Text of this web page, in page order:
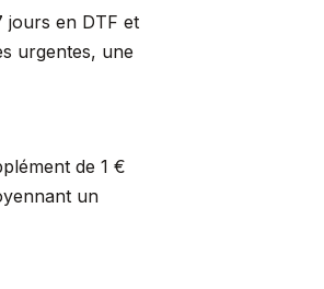
jours en DTF et
urgentes, une
de 1 €
un